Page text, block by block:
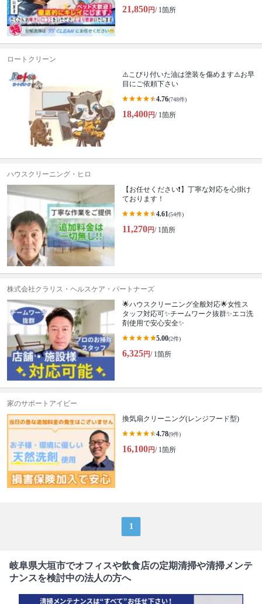
21,850円/ 1箇所
ロートクリーン
⚠️こびり付いた油は塗装を傷めます⚠️お早
目にご依頼下さい
4.76(748件)
18,400円/ 1箇所
ハウスクリーニング・ヒロ
【お任せください❗️】丁寧な対応を心掛け
ております！
4.61(54件)
11,270円/ 1箇所
株式会社クラリス・ヘルスケア・パートナーズ
🌟ハウスクリーニング全般対応🌟女性ス
タッフ対応可✨チームワーク抜群✨エコ洗
剤使用で安心安全✨
5.00(2件)
6,325円/ 1箇所
家のサポートアイビー
換気扇クリーニング(レンジフード型)
4.78(9件)
16,100円/ 1箇所
1
岐阜県大垣市でオフィスや飲食店の定期清掃や清掃メンテ
ナンスを検討中の法人の方へ